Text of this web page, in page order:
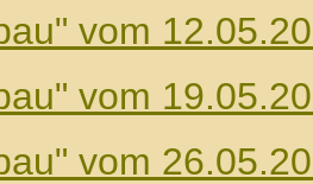
vom
vom
vom